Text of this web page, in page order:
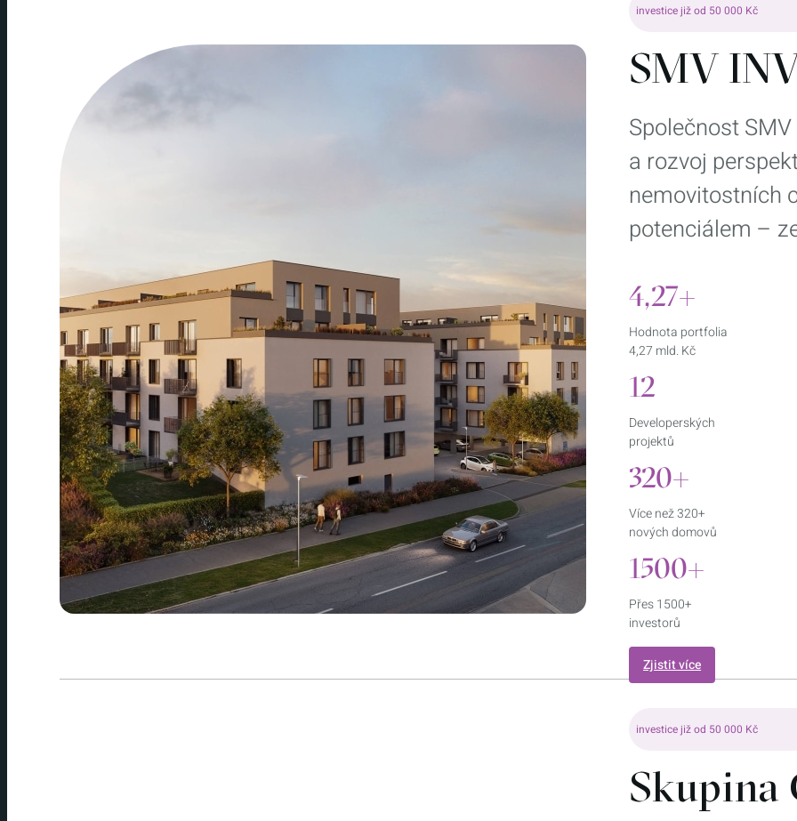
investice již od 50 000 Kč
SMV
Společnost
a rozvoj
nemovitostních
potenciálem –
4,27+
Hodnota portfolia
4,27 mld. Kč
12
Developerských
projektů
320+
Více než 320+
nových domovů
1500+
Přes 1500+
investorů
Zjistit více
investice již od 50 000 Kč
Skupina